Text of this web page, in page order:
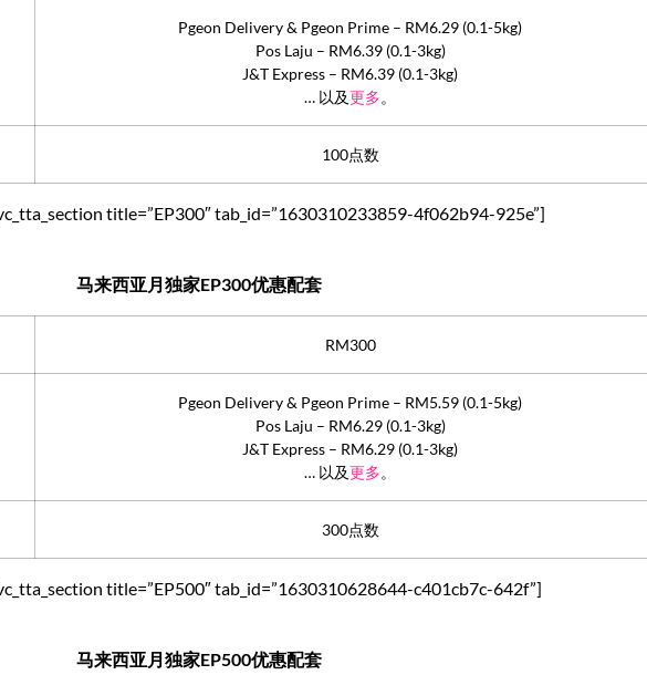
Pgeon Delivery & Pgeon Prime – RM6.29 (0.1-5kg)
Pos Laju – RM6.39 (0.1-3kg)
J&T Express – RM6.39 (0.1-3kg)
… 以及更多。
100点数
title=”EP300″ tab_id=”1630310233859-4f062b94-925e”]
马来西亚月独家EP300优惠配套
RM300
Pgeon Delivery & Pgeon Prime – RM5.59 (0.1-5kg)
Pos Laju – RM6.29 (0.1-3kg)
J&T Express – RM6.29 (0.1-3kg)
… 以及更多。
300点数
title=”EP500″ tab_id=”1630310628644-c401cb7c-642f”]
马来西亚月独家EP500优惠配套